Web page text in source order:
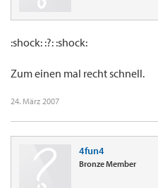
:shock: :?: :shock:
Zum einen mal recht schnell.
24. März 2007
4fun4
Bronze Member